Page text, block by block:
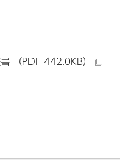
（PDF 442.0KB）